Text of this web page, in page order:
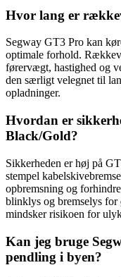
Hvor lang er
Segway GT3 Pro kan
optimale forhold.
førervægt, hastighed og
den særligt velegnet til
opladninger.
Hvordan er
Black/Gold?
Sikkerheden er høj på
stempel
opbremsning og
blinklys og bremselys
mindsker risikoen for
Kan jeg bruge
pendling i byen?